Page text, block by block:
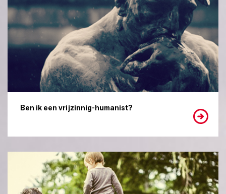
Ben ik een vrijzinnig-humanist?